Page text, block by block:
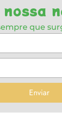
que
Enviar